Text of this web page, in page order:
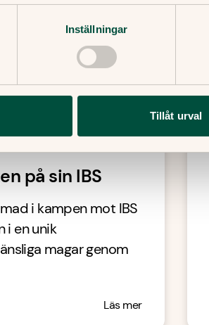
Inställningar
Tillåt urval
på sin IBS
i kampen mot IBS
i en unik
magar genom
Läs mer